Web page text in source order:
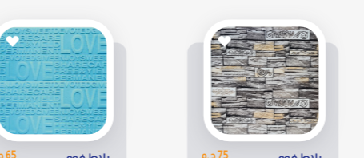
75 ج.م 65 ج.م